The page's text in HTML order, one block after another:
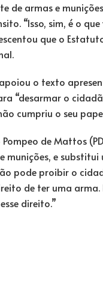
de armas e
“Isso, sim, é o
que o
o texto
“desarmar o
cumpriu o seu
de Mattos
munições, e
pode proibir o
de ter uma
direito.”